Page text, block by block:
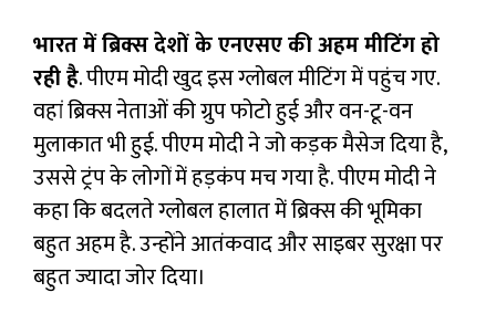
भारत में ब्रिक्स देशों के एनएसए की अहम मीटिंग हो
रही है. पीएम मोदी खुद इस ग्लोबल मीटिंग में पहुंच गए.
वहां ब्रिक्स नेताओं की ग्रुप फोटो हुई और वन-टू-वन
मुलाकात भी हुई. पीएम मोदी ने जो कड़क मैसेज दिया है,
उससे ट्रंप के लोगों में हड़कंप मच गया है. पीएम मोदी ने
कहा कि बदलते ग्लोबल हालात में ब्रिक्स की भूमिका
बहुत अहम है. उन्होंने आतंकवाद और साइबर सुरक्षा पर
बहुत ज्यादा जोर दिया।